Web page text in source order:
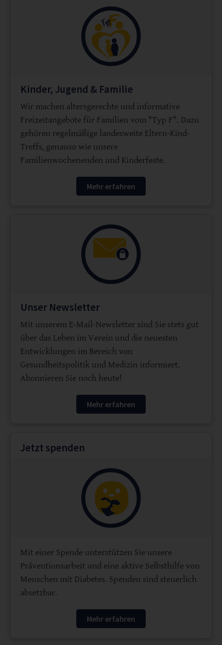
Kinder, Jugend & Familie
Wir machen altersgerechte und informative
Freizeitangebote für Familien vom "Typ F". Dazu
gehören regelmäßige landesweite Eltern-Kind-
Treffs, genauso wie unsere
Familienwochenenden und Kinderfeste.
Mehr erfahren
Unser Newsletter
Mit unserem E-Mail-Newsletter sind Sie stets gut
über das Leben im Verein und die neuesten
Entwicklungen im Bereich von
Gesundheitspolitik und Medizin informiert.
Abonnieren Sie noch heute!
Mehr erfahren
Jetzt spenden
Mit einer Spende unterstützen Sie unsere
Präventionsarbeit und eine aktive Selbsthilfe von
Menschen mit Diabetes. Spenden sind steuerlich
absetzbar.
Mehr erfahren